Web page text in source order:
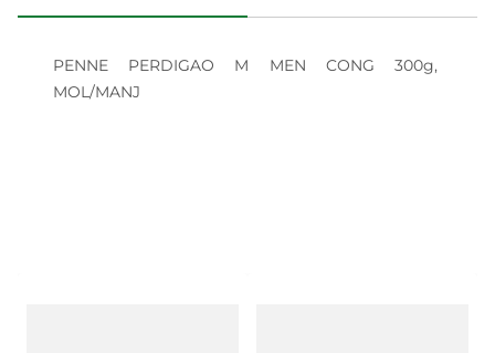
PENNE PERDIGAO M MEN CONG 300g,
MOL/MANJ